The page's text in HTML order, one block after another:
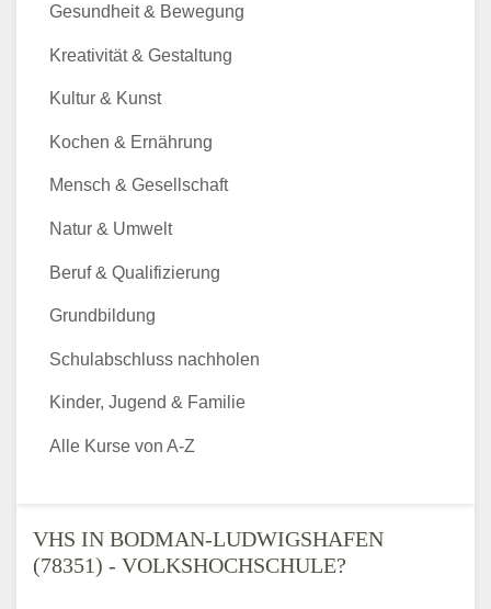
VHS IN BODMAN-LUDWIGSHAFEN
(78351) - VOLKSHOCHSCHULE?
Gesundheit & Bewegung
Kreativität & Gestaltung
Kultur & Kunst
Kochen & Ernährung
Mensch & Gesellschaft
Natur & Umwelt
Beruf & Qualifizierung
Grundbildung
Schulabschluss nachholen
Kinder, Jugend & Familie
Alle Kurse von A-Z